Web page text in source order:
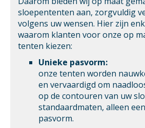
sloepententen aan, zorgvuldig
volgens uw wensen. Hier zijn
waarom klanten voor onze op
tenten kiezen:
Unieke pasvorm:
onze tenten worden
en vervaardigd om
op de contouren van uw
standaardmaten, alleen
pasvorm.